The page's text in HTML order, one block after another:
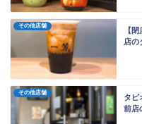
その他店舗
【
店の
その他店舗
タピ
前店